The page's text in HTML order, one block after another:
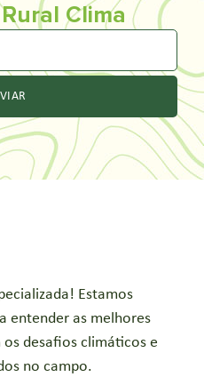
Rural Clima
Estamos
entender as melhores
desafios climáticos e
no campo.